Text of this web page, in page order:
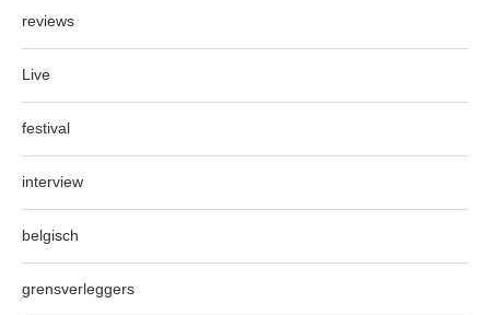
reviews
Live
festival
interview
belgisch
grensverleggers